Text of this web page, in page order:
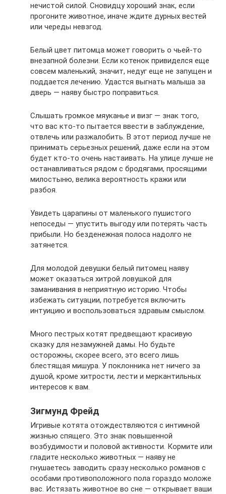
нечистой силой. Сновидцу хороший знак, если
прогоните животное, иначе ждите дурных вестей
или череды невзгод.
Белый цвет питомца может говорить о чьей-то
внезапной болезни. Если котенок привиделся еще
совсем маленький, значит, недуг еще не запущен и
поддается лечению. Удастся выгнать малыша за
дверь — наяву быстро поправиться.
Слышать громкое мяуканье и визг — знак того,
что вас кто-то пытается ввести в заблуждение,
отвлечь или разжалобить. В этот период лучше не
принимать серьезных решений, даже если на этом
будет кто-то очень настаивать. На улице лучше не
останавливаться рядом с бродягами, просящими
милостыню, велика вероятность кражи или
разбоя.
Увидеть царапины от маленького пушистого
непоседы — упустить выгоду или потерять часть
прибыли. Но безденежная полоса надолго не
затянется.
Для молодой девушки белый питомец наяву
может оказаться хитрой ловушкой для
заманивания в неприятную историю. Чтобы
избежать ситуации, потребуется включить
интуицию и воспользоваться здравым смыслом.
Много пестрых котят предвещают красивую
сказку для незамужней дамы. Но будьте
осторожны, скорее всего, это всего лишь
блестящая мишура. У поклонника нет ничего за
душой, кроме хитрости, лести и меркантильных
интересов к вам.
Зигмунд Фрейд
Игривые котята отождествляются с интимной
жизнью спящего. Это знак повышенной
возбудимости и половой активности. Кормите или
гладите несколько животных — наяву не
гнушаетесь заводить сразу несколько романов с
особами противоположного пола гораздо моложе
вас. Истязать животное во сне — открывает ваши